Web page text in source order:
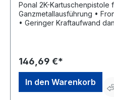
Ponal 2K-Kartuschenpistole
Ganzmetallausführung • Front- und Druckplatte verstärkt
• Geringer Kraftaufwand
146,69 €*
In den Warenkorb